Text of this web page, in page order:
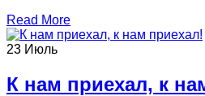
Read More
23 Июль
К нам приехал, к